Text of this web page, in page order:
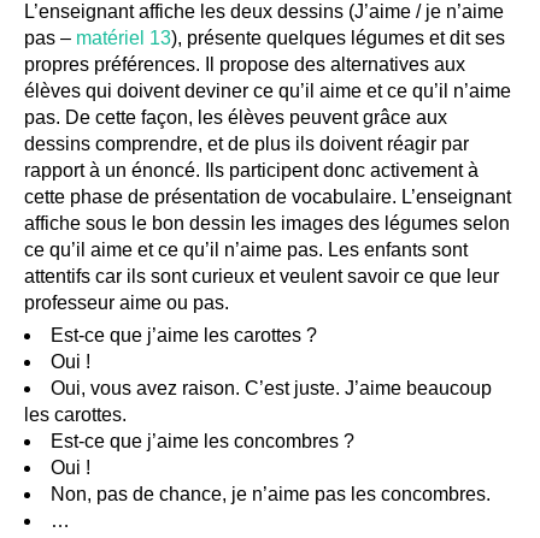
L’enseignant affiche les deux dessins (J’aime / je n’aime
pas – matériel 13), présente quelques légumes et dit ses
propres préférences. Il propose des alternatives aux
élèves qui doivent deviner ce qu’il aime et ce qu’il n’aime
pas. De cette façon, les élèves peuvent grâce aux
dessins comprendre, et de plus ils doivent réagir par
rapport à un énoncé. Ils participent donc activement à
cette phase de présentation de vocabulaire. L’enseignant
affiche sous le bon dessin les images des légumes selon
ce qu’il aime et ce qu’il n’aime pas. Les enfants sont
attentifs car ils sont curieux et veulent savoir ce que leur
professeur aime ou pas.
Est-ce que j’aime les carottes ?
Oui !
Oui, vous avez raison. C’est juste. J’aime beaucoup
les carottes.
Est-ce que j’aime les concombres ?
Oui !
Non, pas de chance, je n’aime pas les concombres.
…